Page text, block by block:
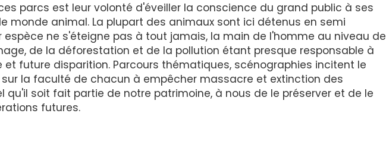
parcs est leur volonté d'éveiller la conscience du grand public à ses
monde animal. La plupart des animaux sont ici détenus en semi
ne s'éteigne pas à tout jamais, la main de l'homme au niveau de
de la déforestation et de la pollution étant presque responsable à
et future disparition. Parcours thématiques, scénographies incitent le
la faculté de chacun à empêcher massacre et extinction des
qu'il soit fait partie de notre patrimoine, à nous de le préserver et de le
futures.